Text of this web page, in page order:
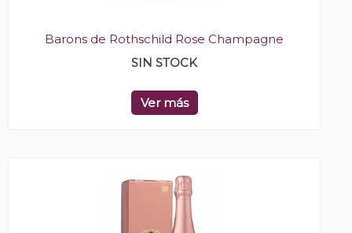
Barons de Rothschild Rose Champagne
SIN STOCK
Ver más